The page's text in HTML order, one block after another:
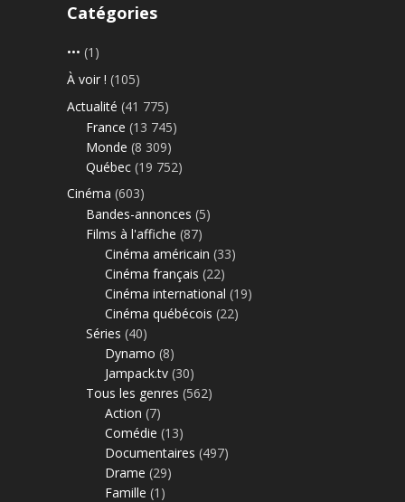
Catégories
••• (1)
À voir ! (105)
Actualité (41 775)
France (13 745)
Monde (8 309)
Québec (19 752)
Cinéma (603)
Bandes-annonces (5)
Films à l'affiche (87)
Cinéma américain (33)
Cinéma français (22)
Cinéma international (19)
Cinéma québécois (22)
Séries (40)
Dynamo (8)
Jampack.tv (30)
Tous les genres (562)
Action (7)
Comédie (13)
Documentaires (497)
Drame (29)
Famille (1)